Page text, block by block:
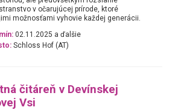
v očarujúcej prírode, ktoré
možnosťami vyhovie každej generácii.
02.11.2025 a ďalšie
Schloss Hof (AT)
čitáreň v Devínskej
Vsi